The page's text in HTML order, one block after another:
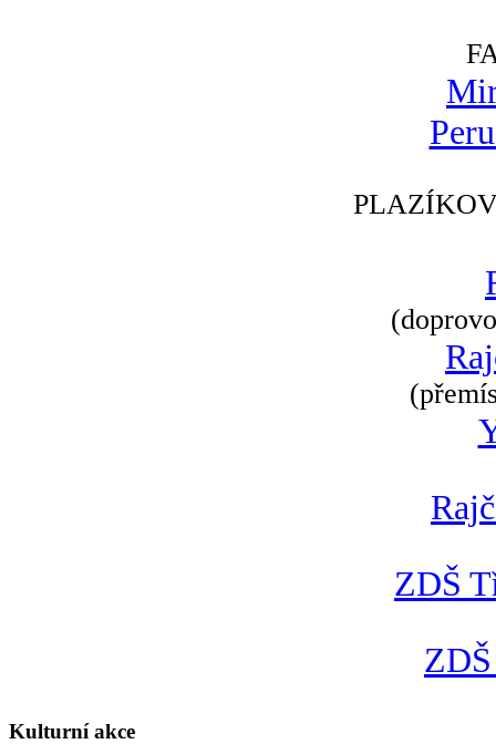
ZDŠ
Kulturní akce